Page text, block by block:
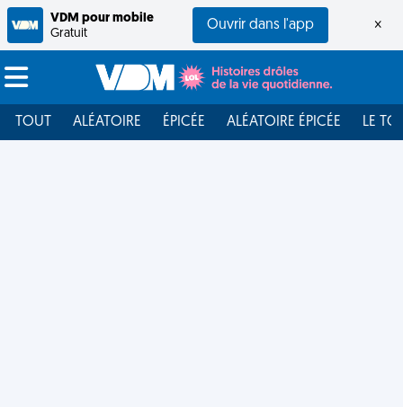
VDM pour mobile
Gratuit
Ouvrir dans l'app ×
TOUT ALÉATOIRE ÉPICÉE ALÉATOIRE ÉPICÉE LE